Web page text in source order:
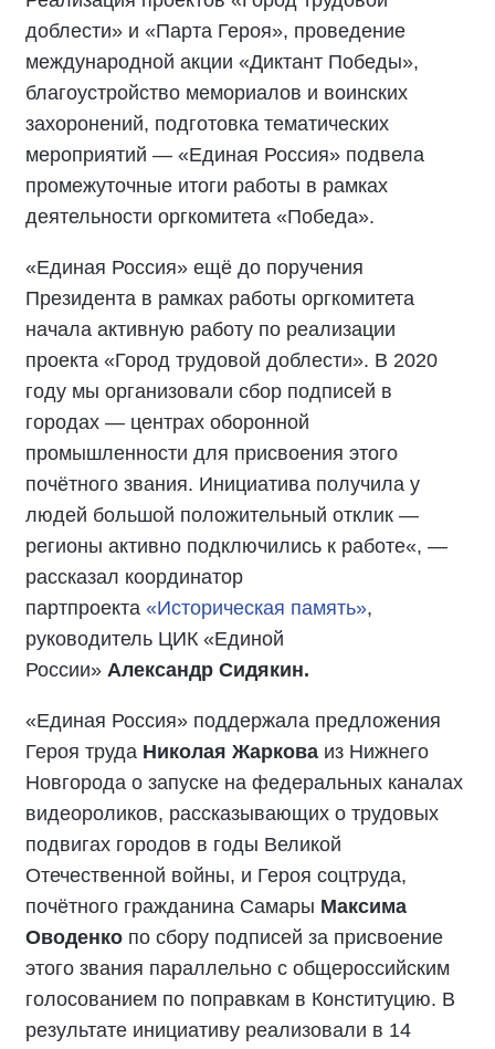
доблести» и «Парта Героя», проведение
международной акции «Диктант Победы»,
благоустройство мемориалов и воинских
захоронений, подготовка тематических
мероприятий — «Единая Россия» подвела
промежуточные итоги работы в рамках
деятельности оргкомитета «Победа».
«Единая Россия» ещё до поручения
Президента в рамках работы оргкомитета
начала активную работу по реализации
проекта «Город трудовой доблести». В 2020
году мы организовали сбор подписей в
городах — центрах оборонной
промышленности для присвоения этого
почётного звания. Инициатива получила у
людей большой положительный отклик —
регионы активно подключились к работе«, —
рассказал координатор
партпроекта «Историческая память»,
руководитель ЦИК «Единой
России» Александр Сидякин.
«Единая Россия» поддержала предложения
Героя труда Николая Жаркова из Нижнего
Новгорода о запуске на федеральных каналах
видеороликов, рассказывающих о трудовых
подвигах городов в годы Великой
Отечественной войны, и Героя соцтруда,
почётного гражданина Самары Максима
Оводенко по сбору подписей за присвоение
этого звания параллельно с общероссийским
голосованием по поправкам в Конституцию. В
результате инициативу реализовали в 14